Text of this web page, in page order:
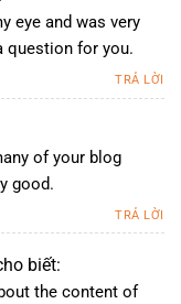
eye and was very
question for you.
TRẢ LỜI
of your blog
good.
TRẢ LỜI
biết:
the content of